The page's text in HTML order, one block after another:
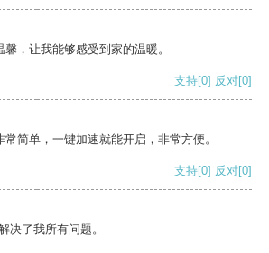
，让我能够感受到家的温暖。
支持[0] 反对[0]
简单，一键加速就能开启，非常方便。
支持[0] 反对[0]
决了我所有问题。